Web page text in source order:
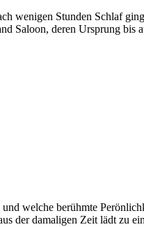
wenigen Stunden Schlaf
Saloon, deren Ursprung
und welche berühmte
der damaligen Zeit lädt zu